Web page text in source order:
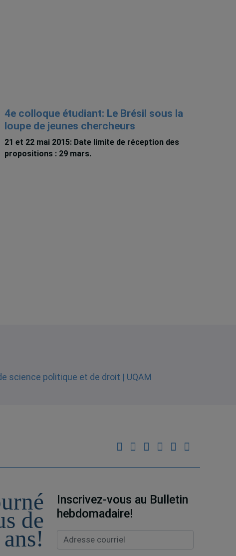
4e colloque étudiant: Le Brésil sous la
loupe de jeunes chercheurs
21 et 22 mai 2015: Date limite de réception des
propositions : 29 mars.
de
Inscrivez-vous au Bulletin
hebdomadaire!